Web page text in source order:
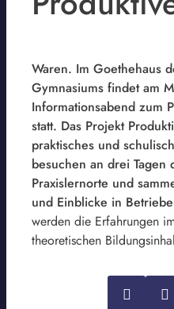
Waren. Im Goethehaus
Gymnasiums findet am
Informationsabend zum
statt. Das Projekt
praktisches und
besuchen an drei Tagen
Praxislernorte und
und Einblicke in
werden die Erfahrungen
theoretischen